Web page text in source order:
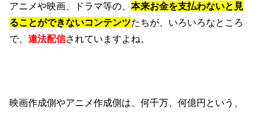
アニメや映画、ドラマ等の、本来お金を支払わないと見
ることができないコンテンツたちが、いろいろなところ
で、違法配信されていますよね。
映画作成側やアニメ作成側は、何千万、何億円という、